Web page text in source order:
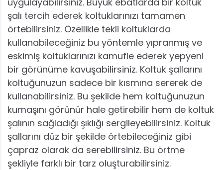
şalı tercih ederek koltuklarınızı tamamen
örtebilirsiniz. Özellikle tekli koltuklarda
kullanabileceğiniz bu yöntemle yıpranmış ve
eskimiş koltuklarınızı kamufle ederek yepyeni
bir görünüme kavuşabilirsiniz. Koltuk şallarını
koltuğunuzun sadece bir kısmına sererek de
kullanabilirsiniz. Bu şekilde hem koltuğunuzun
kumaşını görünür hale getirebilir hem de koltuk
şalının sağladığı şıklığı sergileyebilirsiniz. Koltuk
şallarını düz bir şekilde örtebileceğiniz gibi
çapraz olarak da serebilirsiniz. Bu örtme
şekliyle farklı bir tarz oluşturabilirsiniz.